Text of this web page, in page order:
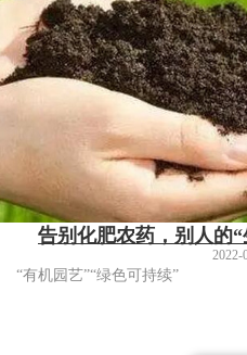
告别化肥农药，别人的
2022-
“有机园艺”“绿色可持续”